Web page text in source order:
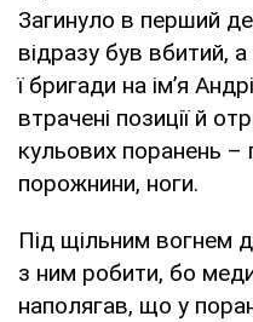
Загинуло в перший
відразу був вбитий,
ї бригади на ім’я
втрачені позиції й
кульових поранень
порожнини, ноги.
Під щільним вогнем
з ним робити, бо
наполягав, що у